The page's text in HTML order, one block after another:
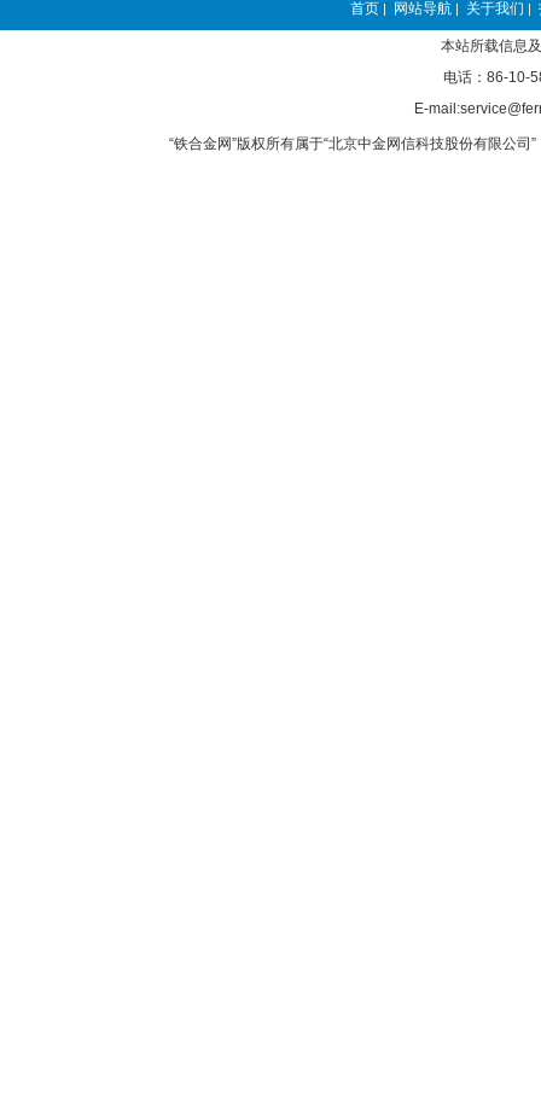
首页 | 网站导航 | 关于我们 |
本站所载信息
电话：86-10-
E-
“铁合金网”版权所有属于“北京中金网信科技股份有限公司